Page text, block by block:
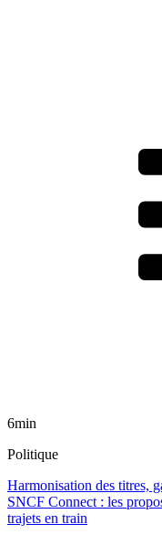
6min
Politique
Harmonisation des titres,
SNCF Connect : les
trajets en train